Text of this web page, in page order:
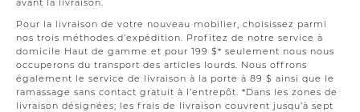
avant la livraison.
Pour la livraison de votre nouveau mobilier, choisissez parmi
nos trois méthodes d’expédition. Profitez de notre service à
domicile Haut de gamme et pour 199 $* seulement nous nous
occuperons du transport des articles lourds. Nous offrons
également le service de livraison à la porte à 89 $ ainsi que le
ramassage sans contact gratuit à l’entrepôt. *Dans les zones de
livraison désignées; les frais de livraison couvrent jusqu’à sept